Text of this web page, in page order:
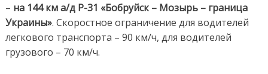
– на 144 кма/д Р-31 «Бобруйск – Мозырь – граница
Украины». Скоростное ограничение для водителей
легкового транспорта – 90 км/ч, для водителей
грузового – 70 км/ч.